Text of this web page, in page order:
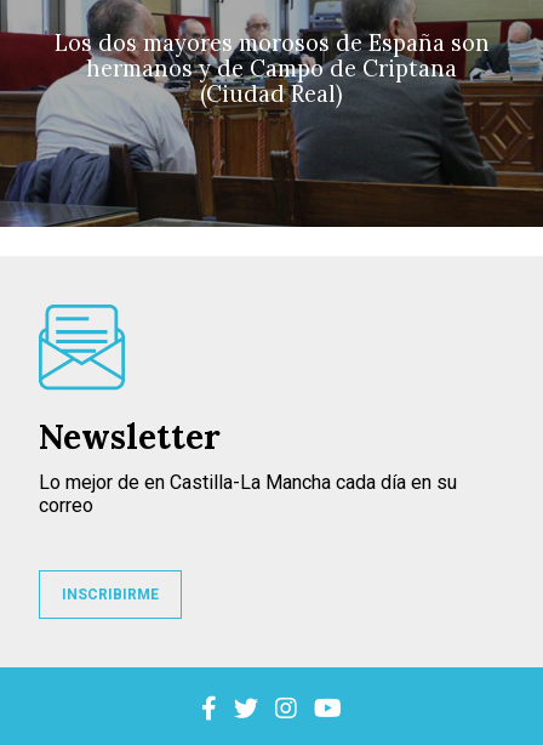
Los dos mayores morosos de España son
hermanos y de Campo de Criptana
(Ciudad Real)
Newsletter
Lo mejor de en Castilla-La Mancha cada día en su
correo
INSCRIBIRME